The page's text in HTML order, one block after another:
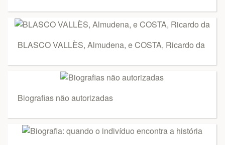
BLASCO VALLÈS, Almudena, e COSTA, Ricardo da
Biografias não autorizadas